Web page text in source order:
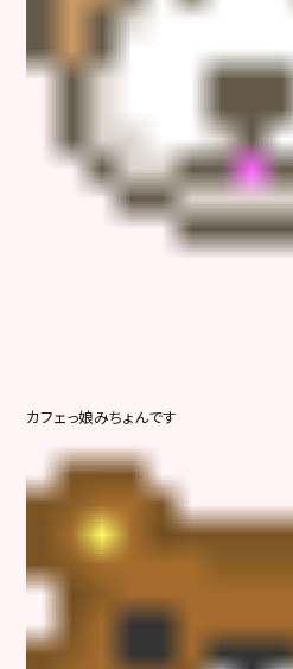
カフェっ娘みちょんです